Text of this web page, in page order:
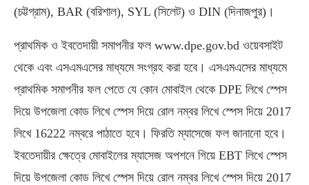
(চট্টগ্রাম), BAR (বরিশাল), SYL (সিলেট) ও DIN (দিনাজপুর)।
প্রাথমিক ও ইবতেদায়ী সমাপনীর ফল www.dpe.gov.bd ওয়েবসাইট
থেকে এবং এসএমএসের মাধ্যমে সংগ্রহ করা হবে। এসএমএসের মাধ্যমে
প্রাথমিক সমাপনীর ফল পেতে যে কোন মোবাইল থেকে DPE লিখে স্পেস
দিয়ে উপজেলা কোড লিখে স্পেস দিয়ে রোল নম্বর লিখে স্পেস দিয়ে 2017
লিখে 16222 নম্বরে পাঠাতে হবে। ফিরতি ম্যাসেজে ফল জানানো হবে।
ইবতেদায়ীর ক্ষেত্রে মোবাইলের ম্যাসেজ অপশনে গিয়ে EBT লিখে স্পেস
দিয়ে উপজেলা কোড লিখে স্পেস দিয়ে রোল নম্বর লিখে স্পেস দিয়ে 2017